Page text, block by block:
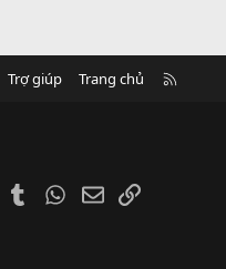
Trợ giúp Trang chủ
PinterestTumblrWhatsApp
EmailLink